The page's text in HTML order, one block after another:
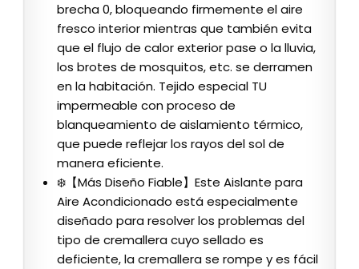
brecha 0, bloqueando firmemente el aire
fresco interior mientras que también evita
que el flujo de calor exterior pase o la lluvia,
los brotes de mosquitos, etc. se derramen
en la habitación. Tejido especial TU
impermeable con proceso de
blanqueamiento de aislamiento térmico,
que puede reflejar los rayos del sol de
manera eficiente.
❄️【Más Diseño Fiable】Este Aislante para
Aire Acondicionado está especialmente
diseñado para resolver los problemas del
tipo de cremallera cuyo sellado es
deficiente, la cremallera se rompe y es fácil